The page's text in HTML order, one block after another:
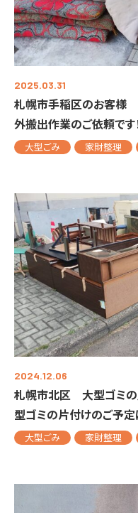
2025.03.31
札幌市手稲区のお客様
外搬出作業のご依頼です
大型ごみ 家財整理
2024.12.06
札幌市北区 大型ゴミ
型ゴミの片付けのご予定
大型ごみ 家財整理